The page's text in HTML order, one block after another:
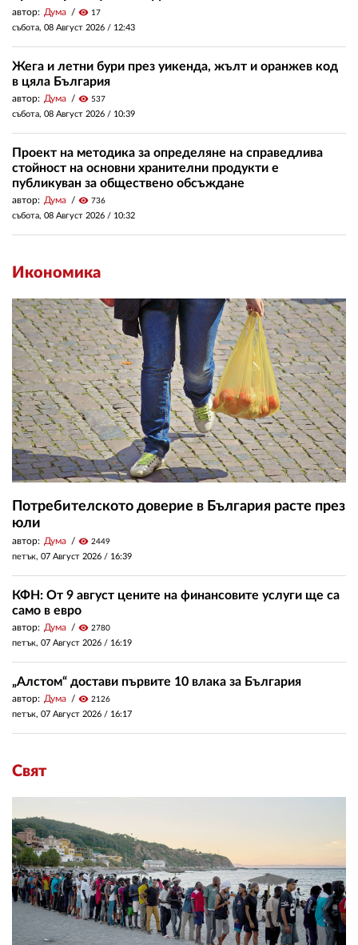
автор: Дума visibility 17
събота, 08 Август 2026 / 12:43
Жега и летни бури през уикенда, жълт и оранжев код
в цяла България
автор: Дума visibility 537
събота, 08 Август 2026 / 10:39
Проект на методика за определяне на справедлива
стойност на основни хранителни продукти е
публикуван за обществено обсъждане
автор: Дума visibility 736
събота, 08 Август 2026 / 10:32
Икономика
Потребителското доверие в България расте през
юли
автор: Дума visibility 2449
петък, 07 Август 2026 / 16:39
КФН: От 9 август цените на финансовите услуги ще са
само в евро
автор: Дума visibility 2780
петък, 07 Август 2026 / 16:19
„Алстом“ достави първите 10 влака за България
автор: Дума visibility 2126
петък, 07 Август 2026 / 16:17
Свят